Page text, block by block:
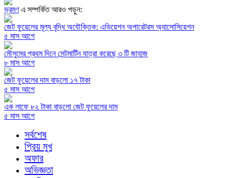
ভ্রমণএ সম্পর্কিত আরও পড়ুন:
জেট ফুয়েলের মূল্য বৃদ্ধি অযৌক্তিক: এভিয়েশন অপারেটরস অ্যাসোসিয়েশন
৫ মাস আগে
মৌসুমের প্রথম দিনে সেন্টমার্টিন যাত্রা করেছে ৩ টি জাহাজ
৮ মাস আগে
জেট ফুয়েলের দাম বাড়লো ১৭ টাকা
৫ মাস আগে
এক লাফে ৮২ টাকা বাড়লো জেট ফুয়েলের দাম
৫ মাস আগে
সর্বশেষ
প্রিয় মুখ
অফার
অভিজ্ঞতা